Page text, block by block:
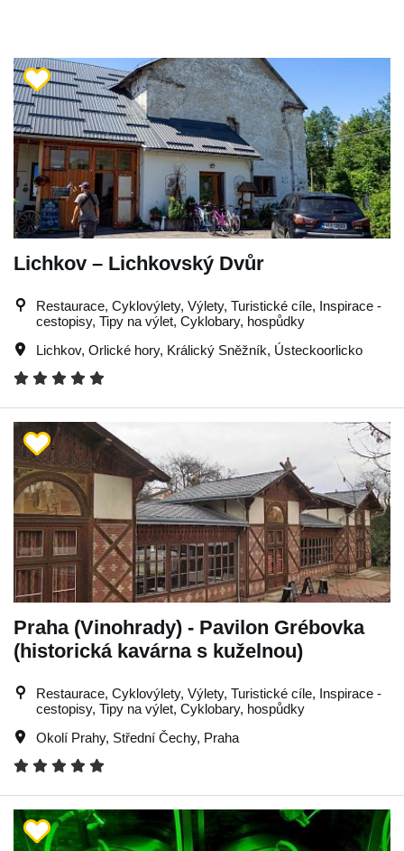
Lichkov – Lichkovský Dvůr
Restaurace, Cyklovýlety, Výlety, Turistické cíle, Inspirace -
cestopisy, Tipy na výlet, Cyklobary, hospůdky
Lichkov, Orlické hory, Králický Sněžník, Ústeckoorlicko
Praha (Vinohrady) - Pavilon Grébovka
(historická kavárna s kuželnou)
Restaurace, Cyklovýlety, Výlety, Turistické cíle, Inspirace -
cestopisy, Tipy na výlet, Cyklobary, hospůdky
Okolí Prahy, Střední Čechy, Praha